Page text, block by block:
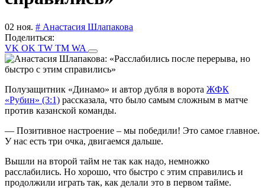
02 ноя. # Анастасия Шлапакова
Поделиться:
VK OK TW TM WA
Полузащитник «Динамо» и автор дубля в ворота ЖФК
«Рубин» (3:1) рассказала, что было самым сложным в матче
против казанской команды.
— Позитивное настроение – мы победили! Это самое главное.
У нас есть три очка, двигаемся дальше.
Вышли на второй тайм не так как надо, немножко
расслабились. Но хорошо, что быстро с этим справились и
продолжили играть так, как делали это в первом тайме.